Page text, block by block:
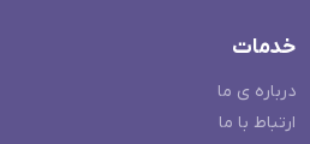
خدمات
درباره ی ما
ارتباط با ما